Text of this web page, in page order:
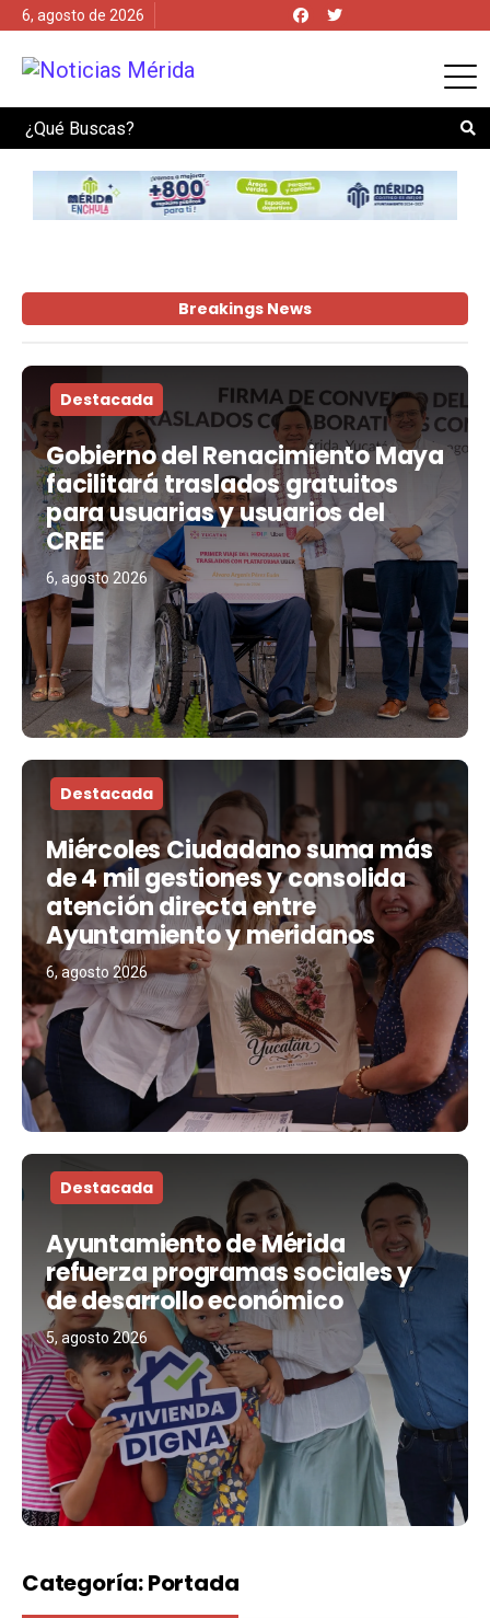
6, agosto de 2026
Search
Breakings News
Destacada
Gobierno del Renacimiento Maya
facilitará traslados gratuitos
para usuarias y usuarios del
CREE
6, agosto 2026
Destacada
Miércoles Ciudadano suma más
de 4 mil gestiones y consolida
atención directa entre
Ayuntamiento y meridanos
6, agosto 2026
Destacada
Ayuntamiento de Mérida
refuerza programas sociales y
de desarrollo económico
5, agosto 2026
Categoría:Portada